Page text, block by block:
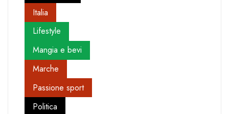
Italia
Lifestyle
Mangia e bevi
Marche
Passione sport
Politica